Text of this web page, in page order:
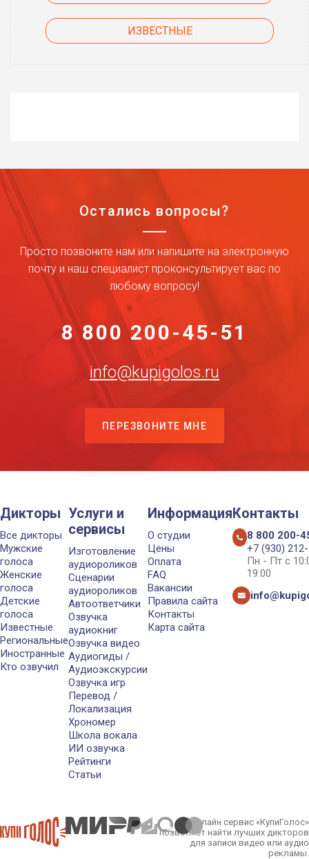
ИЗВЕСТНЫЕ
Остались вопросы?
Просто позвоните нам или напишите на электронную
почту и наш специалист проконсультирует вас по
любому вопросу!
8 800 200-45-51
info@kupigolos.ru
ПЕРЕЗВОНИТЕ МНЕ
Дикторы
Все дикторы
Мужские
голоса
Женские
голоса
Детские
голоса
Известные
Региональные
Иностранные
Кто озвучил
Услуги и
сервисы
Изготовление
аудиороликов
Сценарии
аудиороликов
Автоответчики
Озвучка
аудиокниг
Озвучка видео
Аудиогиды /
Аудиоэкскурсии
Озвучка игр
Перевод /
Локализация
Хрономер
Школа вокала
ИИ озвучка
Рейтинги
Статьи
Информация
О студии
Цены
Оплата
FAQ
Вакансии
Правила сайта
Контакты
Карта сайта
Контакты
8 800 200-
+7 (930)
Пн - Пт с
19:00
Онлайн сервис «КупиГолос»
позволяет найти лучших дикторов
для записи видео или аудио
рекламы.